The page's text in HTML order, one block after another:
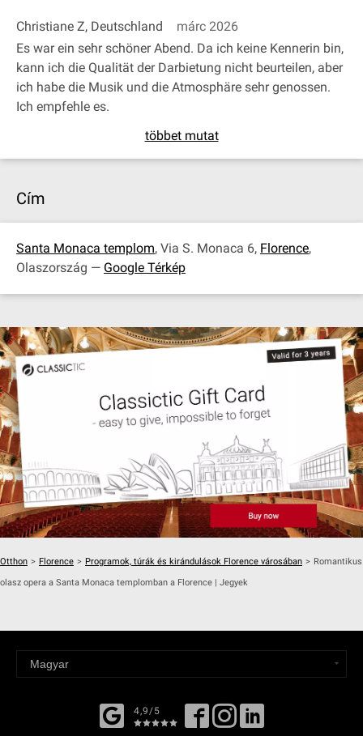
Christiane Z, Deutschland
márc 2026
Es war ein sehr schöner Abend. Da ich keine Kennerin bin,
kann ich die Qualität der Darbietung nicht beurteilen, aber
ich habe die Musik und die Atmosphäre sehr genossen.
Ich empfehle es.
többet mutat
Cím
Santa Monaca templom, Via S. Monaca 6, Florence,
Olaszország — Google Térkép
Otthon > Florence > Programok, túrák és kirándulások Florence városában > Romantikus
olasz opera a Santa Monaca templomban a Florence | Jegyek
4,9/5